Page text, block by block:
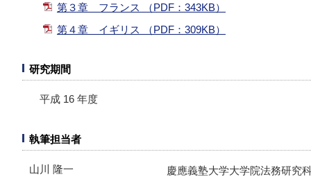
第３章 フランス （PDF：343KB）
第４章 イギリス （PDF：309KB）
研究期間
平成 16 年度
執筆担当者
山川 隆一 慶應義塾大学大学院法務研究